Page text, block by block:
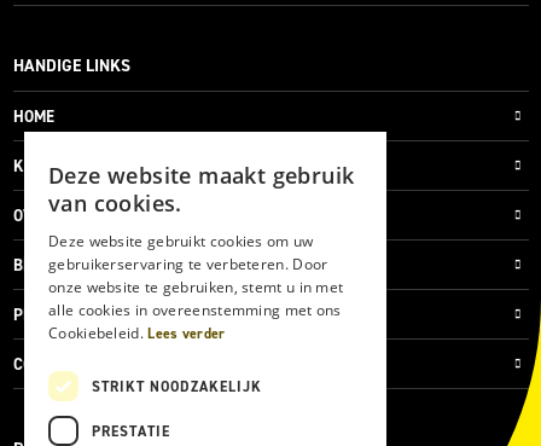
HANDIGE LINKS
HOME
KLANTENSERVICE
OVER ONS
BLOG
PRIVACYVERKLARING
COOKIES
Deze website maakt gebruik
van cookies.
Deze website gebruikt cookies om uw
gebruikerservaring te verbeteren. Door
onze website te gebruiken, stemt u in met
alle cookies in overeenstemming met ons
Cookiebeleid.Lees verder
STRIKT NOODZAKELIJK
PRESTATIE